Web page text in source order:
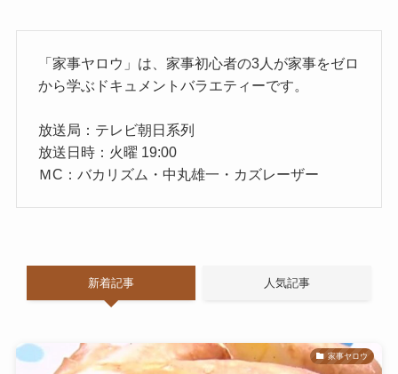
「家事ヤロウ」は、家事初心者の3人が家事をゼロ
から学ぶドキュメントバラエティーです。
放送局：テレビ朝日系列
放送日時：火曜 19:00
ＭC：バカリズム・中丸雄一・カズレーザー
新着記事 人気記事
家事ヤロウ